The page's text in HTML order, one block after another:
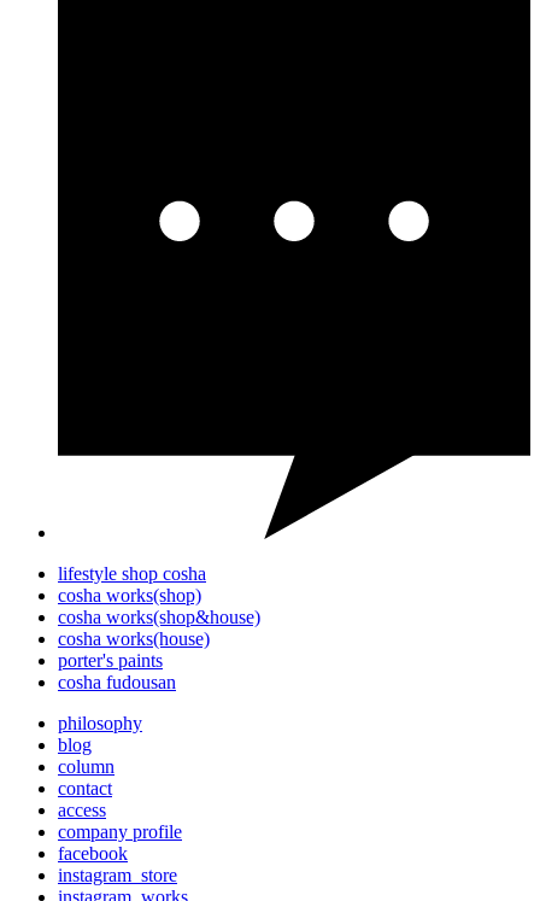
lifestyle shop cosha
cosha works(shop)
cosha works(shop&house)
cosha works(house)
porter's paints
cosha fudousan
philosophy
blog
column
contact
access
company profile
facebook
instagram_store
instagram_works